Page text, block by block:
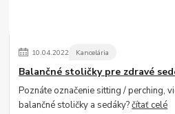
10.04.2022 Kancelária
Balančné stoličky pre zdravé
Poznáte označenie sitting / perching,
balančné stoličky a sedáky?čítať celé